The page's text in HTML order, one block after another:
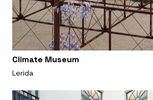
Climate Museum
Lerida